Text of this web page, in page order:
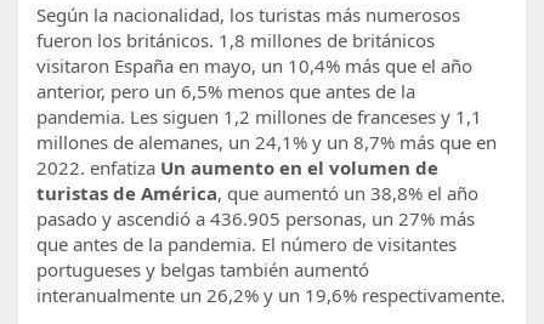
Según la nacionalidad, los turistas más numerosos
fueron los británicos. 1,8 millones de británicos
visitaron España en mayo, un 10,4% más que el año
anterior, pero un 6,5% menos que antes de la
pandemia. Les siguen 1,2 millones de franceses y 1,1
millones de alemanes, un 24,1% y un 8,7% más que en
2022. enfatiza Un aumento en el volumen de
turistas de América, que aumentó un 38,8% el año
pasado y ascendió a 436.905 personas, un 27% más
que antes de la pandemia. El número de visitantes
portugueses y belgas también aumentó
interanualmente un 26,2% y un 19,6% respectivamente.